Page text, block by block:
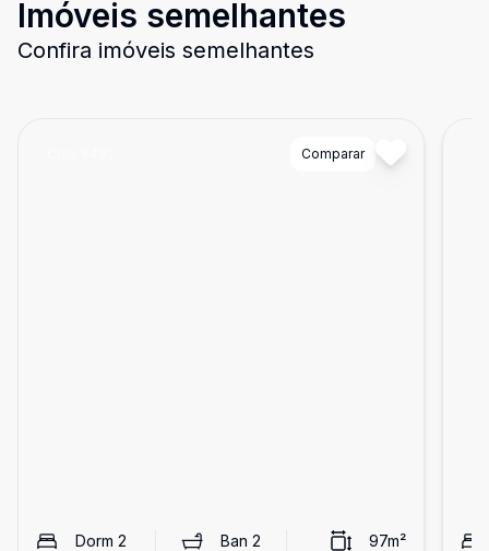
Imóveis semelhantes
Confira imóveis semelhantes
Comparar
Dorm 2 Ban2 97m²